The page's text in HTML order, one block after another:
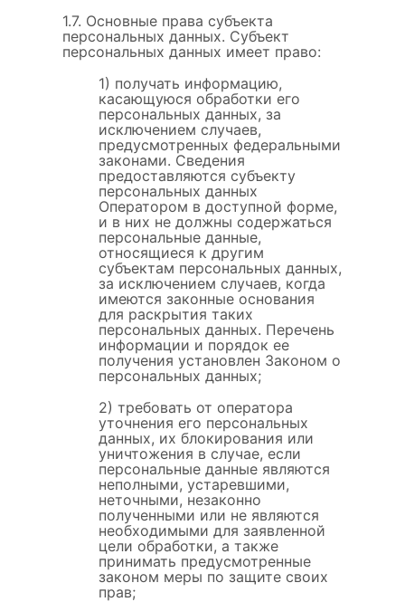
1.7. Основные права субъекта
персональных данных. Субъект
персональных данных имеет право:
1) получать информацию,
касающуюся обработки его
персональных данных, за
исключением случаев,
предусмотренных федеральными
законами. Сведения
предоставляются субъекту
персональных данных
Оператором в доступной форме,
и в них не должны содержаться
персональные данные,
относящиеся к другим
субъектам персональных данных,
за исключением случаев, когда
имеются законные основания
для раскрытия таких
персональных данных. Перечень
информации и порядок ее
получения установлен Законом о
персональных данных;
2) требовать от оператора
уточнения его персональных
данных, их блокирования или
уничтожения в случае, если
персональные данные являются
неполными, устаревшими,
неточными, незаконно
полученными или не являются
необходимыми для заявленной
цели обработки, а также
принимать предусмотренные
законом меры по защите своих
прав;